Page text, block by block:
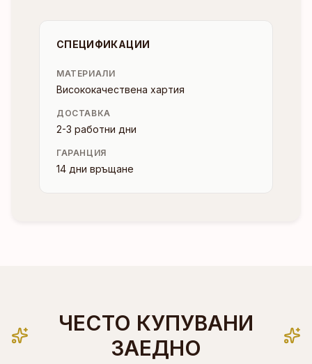
СПЕЦИФИКАЦИИ
МАТЕРИАЛИ
Висококачествена хартия
ДОСТАВКА
2-3 работни дни
ГАРАНЦИЯ
14 дни връщане
ЧЕСТО КУПУВАНИ
ЗАЕДНО